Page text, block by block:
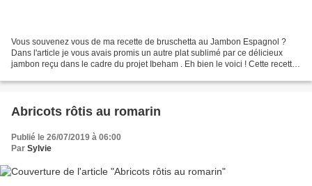
Vous souvenez vous de ma recette de bruschetta au Jambon Espagnol ?
Dans l'article je vous avais promis un autre plat sublimé par ce délicieux
jambon reçu dans le cadre du projet Ibeham . Eh bien le voici ! Cette recette
Abricots rôtis au romarin
Publié le 26/07/2019 à 06:00
Par Sylvie